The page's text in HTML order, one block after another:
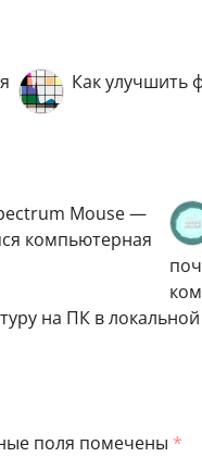
Как улучшить
Mouse —
компьютерная
на ПК в локальной
поля помечены *